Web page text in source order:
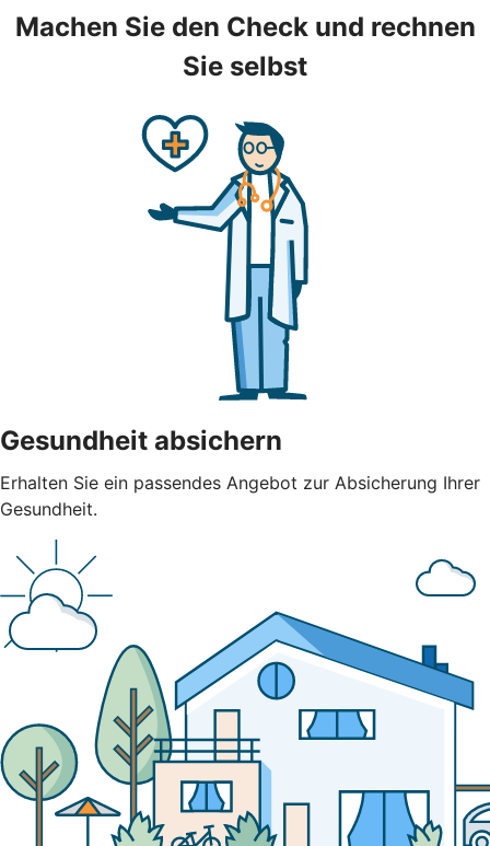
Machen Sie den Check und rechnen
Sie selbst
Gesundheit absichern
Erhalten Sie ein passendes Angebot zur Absicherung Ihrer
Gesundheit.